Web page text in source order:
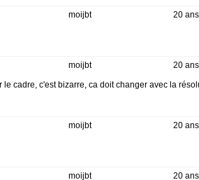
20 ans
moijbt
20 ans
moijbt
cadre, c'est bizarre, ca doit changer avec la
20 ans
moijbt
20 ans
moijbt